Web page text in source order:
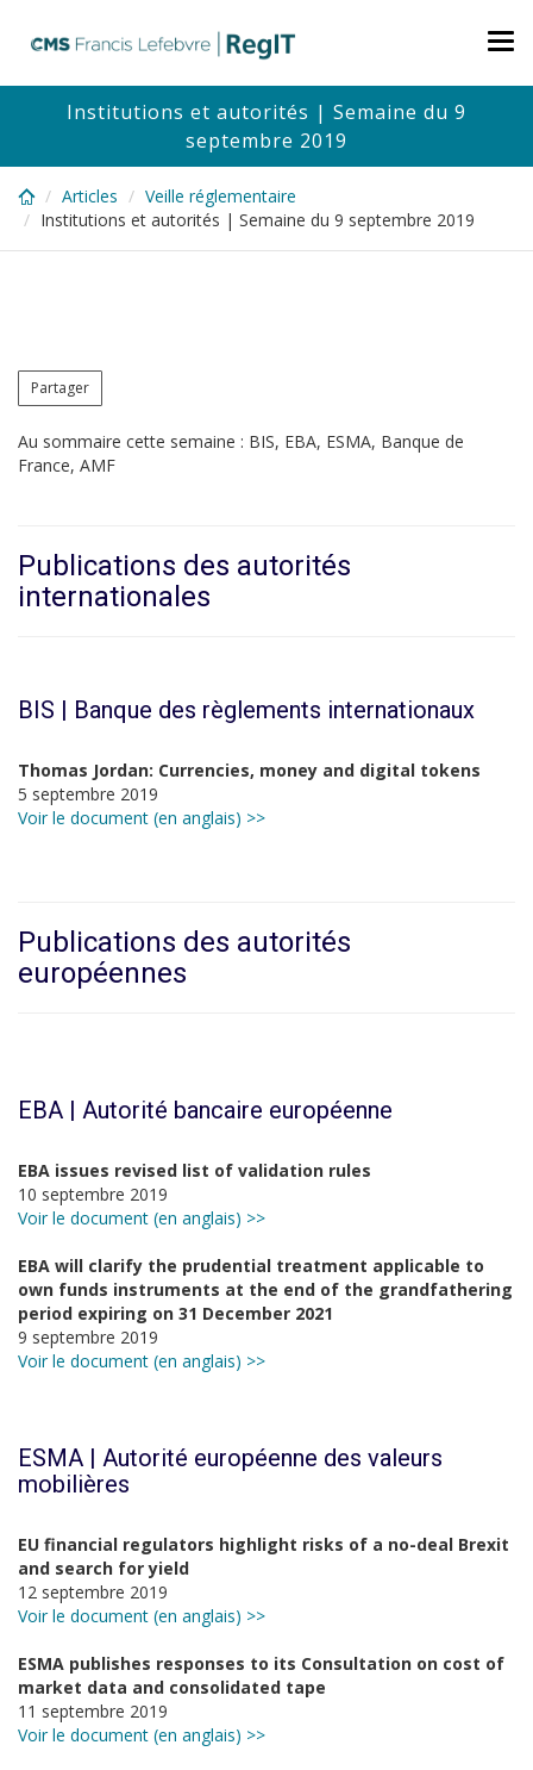
content
Institutions et autorités | Semaine du 9
septembre 2019
Articles
Veille réglementaire
Institutions et autorités | Semaine du 9 septembre 2019
Partager
Au sommaire cette semaine : BIS, EBA, ESMA, Banque de
France, AMF
Publications des autorités
internationales
BIS | Banque des règlements internationaux
Thomas Jordan: Currencies, money and digital tokens
5 septembre 2019
Voir le document (en anglais) >>
Publications des autorités
européennes
EBA | Autorité bancaire européenne
EBA issues revised list of validation rules
10 septembre 2019
Voir le document (en anglais) >>
EBA will clarify the prudential treatment applicable to
own funds instruments at the end of the grandfathering
period expiring on 31 December 2021
9 septembre 2019
Voir le document (en anglais) >>
ESMA | Autorité européenne des valeurs
mobilières
EU financial regulators highlight risks of a no-deal Brexit
and search for yield
12 septembre 2019
Voir le document (en anglais) >>
ESMA publishes responses to its Consultation on cost of
market data and consolidated tape
11 septembre 2019
Voir le document (en anglais) >>